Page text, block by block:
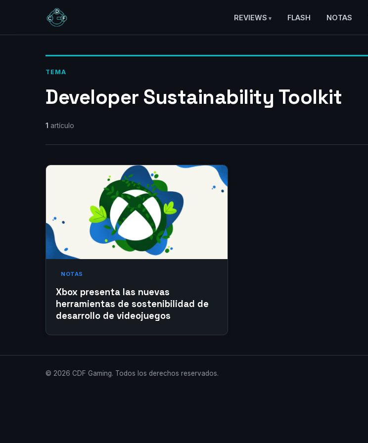
REVIEWS FLASH NOTAS
TEMA
Developer Sustainability Toolkit
1 artículo
NOTAS
Xbox presenta las nuevas
herramientas de sostenibilidad de
desarrollo de videojuegos
© 2026 CDF Gaming. Todos los derechos reservados.